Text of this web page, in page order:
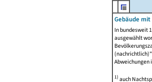
Gebäude
In bundesweit
ausgewählt
Abweichungen
1)auch